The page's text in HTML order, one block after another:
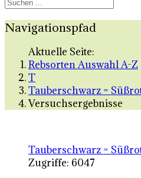
Navigationspfad
Aktuelle Seite:
Rebsorten Auswahl A-Z
T
Tauberschwarz =
Versuchsergebnisse
Tauberschwarz =
Zugriffe: 6047